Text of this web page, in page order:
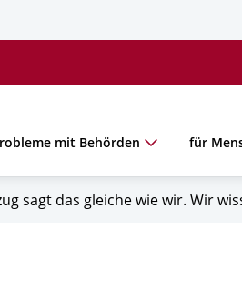
mit Behörden für
sagt das gleiche wie wir. Wir